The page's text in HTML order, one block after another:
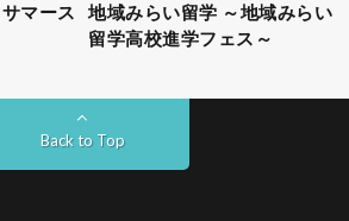
マース
地域みらい留学 ～地域みらい
留学高校進学フェス～
Back to Top